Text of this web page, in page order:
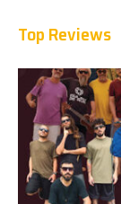
Top Reviews